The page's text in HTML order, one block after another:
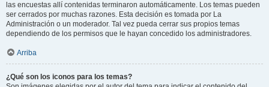
las encuestas allí contenidas terminaron automáticamente. Los temas pueden
ser cerrados por muchas razones. Esta decisión es tomada por La
Administración o un moderador. Tal vez pueda cerrar sus propios temas
dependiendo de los permisos que le hayan concedido los administradores.
Arriba
¿Qué son los iconos para los temas?